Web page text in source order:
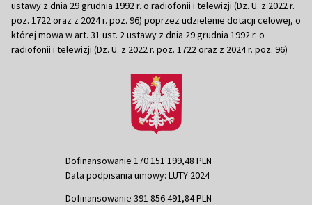
ustawy z dnia 29 grudnia 1992 r. o radiofonii i telewizji (Dz. U. z 2022 r.
poz. 1722 oraz z 2024 r. poz. 96) poprzez udzielenie dotacji celowej, o
której mowa w art. 31 ust. 2 ustawy z dnia 29 grudnia 1992 r. o
radiofonii i telewizji (Dz. U. z 2022 r. poz. 1722 oraz z 2024 r. poz. 96)
Dofinansowanie 170 151 199,48 PLN
Data podpisania umowy: LUTY 2024
Dofinansowanie 391 856 491,84 PLN